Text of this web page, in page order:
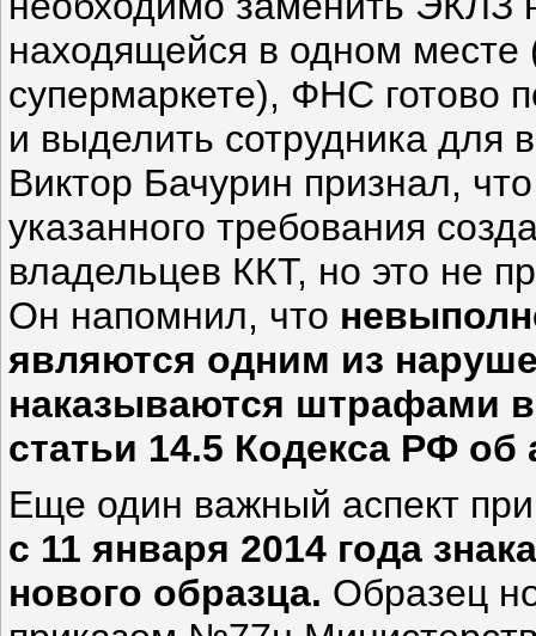
находящейся в одном месте
супермаркете), ФНС готово
и выделить сотрудника для
Виктор Бачурин признал,
указанного требования
владельцев ККТ, но это не
Он напомнил, что
являются одним из
наказываются штрафами
статьи 14.5 Кодекса РФ
Еще один важный аспект
с 11 января 2014 года
нового образца. Образец